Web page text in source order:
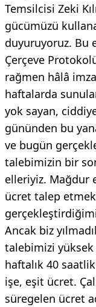
Temsilcisi Zeki
gücümüzü
duyuruyoruz. Bu
Çerçeve
rağmen hâlâ
haftalarda
yok sayan,
gününden bu
ve bugün
talebimizin bir
elleriyiz. Mağdur
ücret talep
Ancak biz
talebimizi yüksek
haftalık 40
işe, eşit ücret.
süregelen ücret